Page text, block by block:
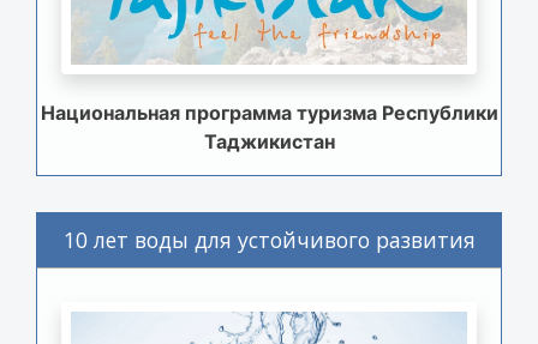
Национальная программа туризма Республики
Таджикистан
10 лет воды для устойчивого развития